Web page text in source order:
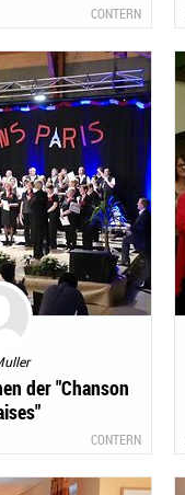
CONTERN
der "Chanson
CONTERN